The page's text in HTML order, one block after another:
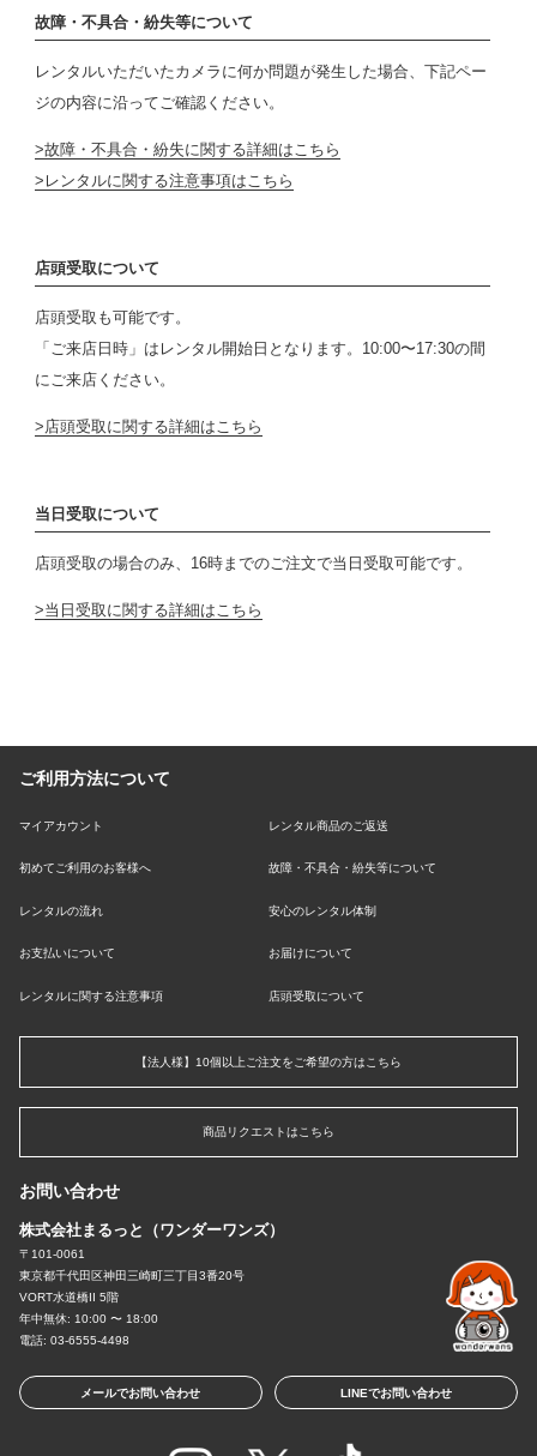
故障・不具合・紛失等について
レンタルいただいたカメラに何か問題が発生した場合、下記ペー
ジの内容に沿ってご確認ください。
故障・不具合・紛失に関する詳細はこちら
レンタルに関する注意事項はこちら
店頭受取について
店頭受取も可能です。
「ご来店日時」はレンタル開始日となります。10:00〜17:30の間
にご来店ください。
店頭受取に関する詳細はこちら
当日受取について
店頭受取の場合のみ、16時までのご注文で当日受取可能です。
当日受取に関する詳細はこちら
ご利用方法について
マイアカウント レンタル商品のご返送
初めてご利用のお客様へ 故障・不具合・紛失等について
レンタルの流れ 安心のレンタル体制
お支払いについて お届けについて
レンタルに関する注意事項 店頭受取について
【法人様】10個以上ご注文をご希望の方はこちら
商品リクエストはこちら
お問い合わせ
株式会社まるっと（ワンダーワンズ）
〒101-0061
東京都千代田区神田三崎町三丁目3番20号
VORT水道橋II 5階
年中無休: 10:00 〜 18:00
電話: 03-6555-4498
メールでお問い合わせ LINEでお問い合わせ